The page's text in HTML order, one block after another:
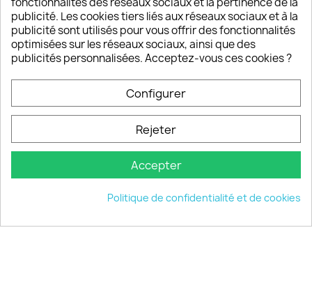
Notre SAV est disponible 6/7J de 10h à 18H
INFORMATIONS 
VOTRE COMPTE 
INFORMATIONS keyboard_arrow_down
© 2026 - choisistacoque.com
publicité. Les cookies tiers liés aux réseaux sociaux et à la
publicité sont utilisés pour vous offrir des fonctionnalités
optimisées sur les réseaux sociaux, ainsi que des
publicités personnalisées. Acceptez-vous ces cookies ?
Configurer
Rejeter
Accepter
Politique de confidentialité et de cookies